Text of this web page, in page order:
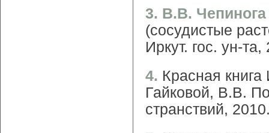
3. В.В.
(сосудистые
Иркут. гос. ун-
4. Красная
Гайковой, В.В.
странствий,